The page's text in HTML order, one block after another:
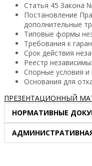
Статья 45 Закона
Постановление
дополнительные
Типовые формы
Требования к
Срок действия
Реестр
Спорные условия и
Основания для
ПРЕЗЕНТАЦИОННЫЙ
НОРМАТИВНЫЕ